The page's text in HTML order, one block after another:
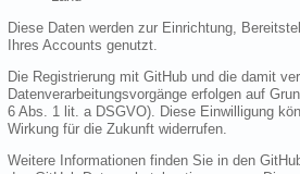
Diese Daten werden zur Einrichtung,
Ihres Accounts genutzt.
Die Registrierung mit GitHub und die damit
Datenverarbeitungsvorgänge erfolgen auf
6 Abs. 1 lit. a DSGVO). Diese Einwilligung
Wirkung für die Zukunft widerrufen.
Weitere Informationen finden Sie in den